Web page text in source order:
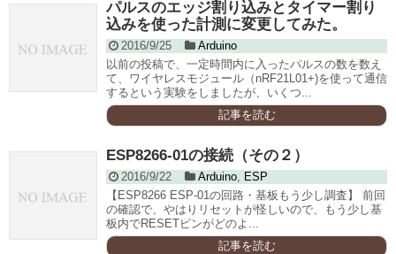
パルスのエッジ割り込みとタイマー割り
込みを使った計測に変更してみた。
2016/9/25
Arduino
以前の投稿で、一定時間内に入ったパルスの数を数え
て、ワイヤレスモジュール（nRF21L01+)を使って通信
するという実験をしましたが、いくつ...
記事を読む
ESP8266-01の接続（その２）
2016/9/22 Arduino, ESP
【ESP8266 ESP-01の回路・基板もう少し調査】 前回
の確認で、やはりリセットが怪しいので、もう少し基
板内でRESETピンがどのよ...
記事を読む